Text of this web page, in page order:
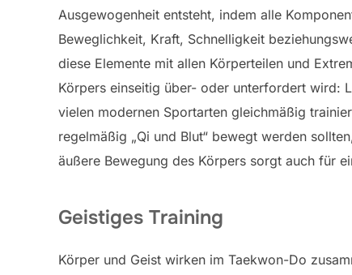
Ausgewogenheit entsteht, indem alle
Beweglichkeit, Kraft, Schnelligkeit
diese Elemente mit allen Körperteilen und
Körpers einseitig über- oder unterfordert wird:
vielen modernen Sportarten gleichmäßig
regelmäßig „Qi und Blut“ bewegt werden
äußere Bewegung des Körpers sorgt auch für
Geistiges Training
Körper und Geist wirken im Taekwon-Do